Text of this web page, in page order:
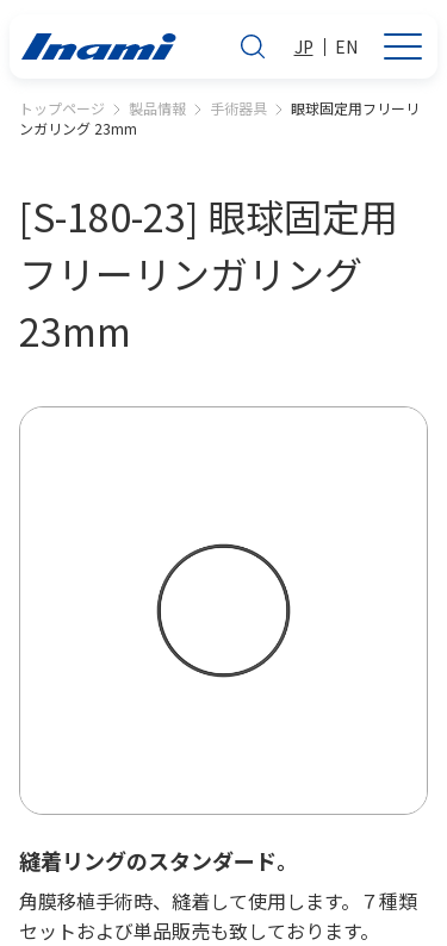
JP EN
トップページ 製品情報 手術器具
眼球固定用フリーリ
ンガリング 23mm
[S-180-23] 眼球固定用
フリーリンガリング
23mm
縫着リングのスタンダード。
角膜移植手術時、縫着して使用します。７種類
セットおよび単品販売も致しております。